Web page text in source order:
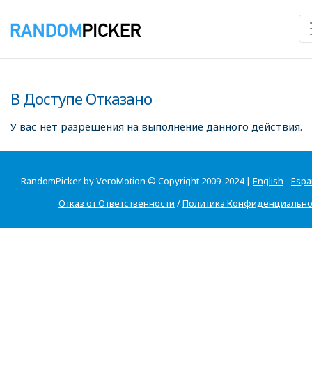
В Доступе Отказано
У вас нет разрешения на выполнение данного действия.
RandomPicker by VeroMotion © Copyright 2009-2024 | English -
Отказ от Ответственности /Политика